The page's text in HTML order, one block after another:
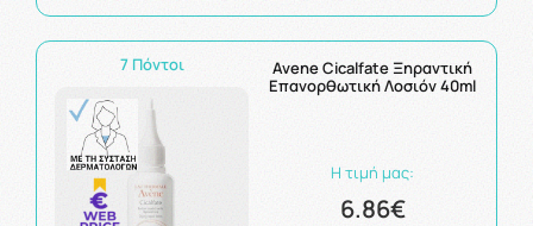
7 Πόντοι
Avene Cicalfate Ξηραντική
Eπανορθωτική Λοσιόν 40ml
Η τιμή μας:
6.86€